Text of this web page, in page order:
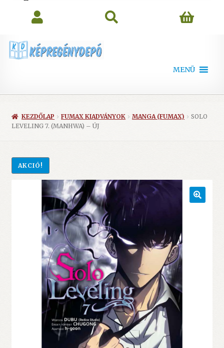
MENÜ
KEZDŐLAP FUMAX KIADVÁNYOK MANGA (FUMAX)
SOLO
LEVELING 7. (MANHWA) – ÚJ
AKCIÓ!